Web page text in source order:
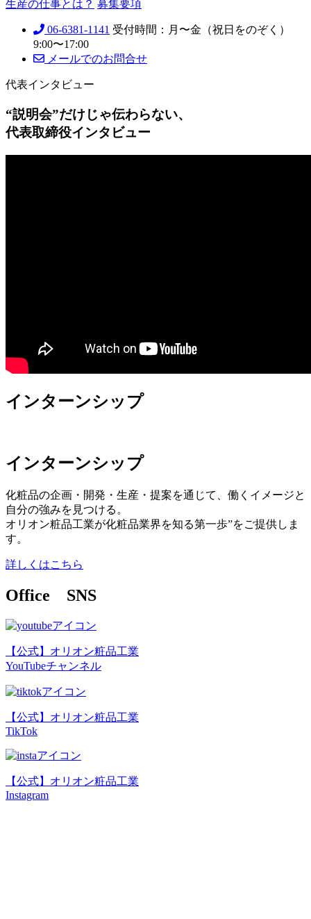
生産の仕事とは？ 募集要項
06-6381-1141 受付時間：月〜金（祝日をのぞく）
9:00〜17:00
メールでのお問合せ
代表インタビュー
“説明会”だけじゃ伝わらない、
代表取締役インタビュー
インターンシップ
インターンシップ
化粧品の企画・開発・生産・提案を通じて、働くイメージと
自分の強みを見つける。
オリオン粧品工業が化粧品業界を知る第一歩”をご提供しま
す。
詳しくはこちら
Office SNS
【公式】オリオン粧品工業
YouTubeチャンネル
【公式】オリオン粧品工業
TikTok
【公式】オリオン粧品工業
Instagram